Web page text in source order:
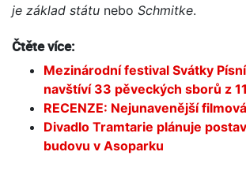
je základ státu nebo Schmitke.
Čtěte více:
Mezinárodní festival Svátky
navštíví 33 pěveckých sborů z
RECENZE: Nejunavenější
Divadlo Tramtarie plánuje
budovu v Asoparku